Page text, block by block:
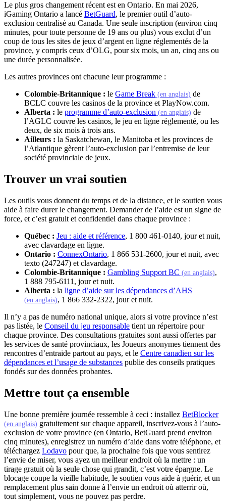
Le plus gros changement récent est en Ontario. En mai 2026,
iGaming Ontario a lancé BetGuard (s'ouvre dans un nouvel onglet)
, le premier outil d’auto-
exclusion centralisé au Canada. Une seule inscription (environ cinq
minutes, pour toute personne de 19 ans ou plus) vous exclut d’un
coup de tous les sites de jeux d’argent en ligne réglementés de la
province, y compris ceux d’OLG, pour six mois, un an, cinq ans ou
une durée personnalisée.
Les autres provinces ont chacune leur programme :
Colombie-Britannique : le Game Break (en anglais) (s'ouvre
de
BCLC couvre les casinos de la province et PlayNow.com.
Alberta : le programme d’auto-exclusion (en anglais) (s'ouvre
de
l’AGLC couvre les casinos, le jeu en ligne réglementé, ou les
deux, de six mois à trois ans.
Ailleurs : la Saskatchewan, le Manitoba et les provinces de
l’Atlantique gèrent l’auto-exclusion par l’entremise de leur
société provinciale de jeux.
Trouver un vrai soutien
Les outils vous donnent du temps et de la distance, et le soutien vous
aide à faire durer le changement. Demander de l’aide est un signe de
force, et c’est gratuit et confidentiel dans chaque province :
Québec : Jeu : aide et référence(s'ouvre dans un nouvel onglet)
, 1 800 461-0140, jour et nuit,
avec clavardage en ligne.
Ontario : ConnexOntario(s'ouvre dans un nouvel onglet)
, 1 866 531-2600, jour et nuit, avec
texto (247247) et clavardage.
Colombie-Britannique : Gambling Support BC (en anglais),
1 888 795-6111, jour et nuit.
Alberta : la ligne d’aide sur les dépendances d’AHS
(en anglais) (s'ouvre dans un nouvel onglet)
, 1 866 332-2322, jour et nuit.
Il n’y a pas de numéro national unique, alors si votre province n’est
pas listée, le Conseil du jeu responsable(s'ouvre dans un nouvel
tient un répertoire pour
chaque province. Des consultations gratuites sont aussi offertes par
les services de santé provinciaux, les Joueurs anonymes tiennent des
rencontres d’entraide partout au pays, et le Centre canadien sur les
dépendances et l’usage de substances(s'ouvre dans un nouvel onglet)
publie des conseils pratiques
fondés sur des données probantes.
Mettre tout ça ensemble
Une bonne première journée ressemble à ceci : installez BetBlocker
(en anglais) (s'ouvre dans un nouvel onglet)
gratuitement sur chaque appareil, inscrivez-vous à l’auto-
exclusion de votre province (en Ontario, BetGuard prend environ
cinq minutes), enregistrez un numéro d’aide dans votre téléphone, et
téléchargez Lodavo pour que, la prochaine fois que vous sentirez
l’envie de miser, vous ayez un meilleur endroit où la mettre : un
tirage gratuit où la seule chose qui grandit, c’est votre épargne. Le
blocage coupe la vieille habitude, le soutien vous aide à guérir, et un
remplacement plus sain donne à l’envie un endroit où atterrir où,
tout simplement, vous ne pouvez pas perdre.